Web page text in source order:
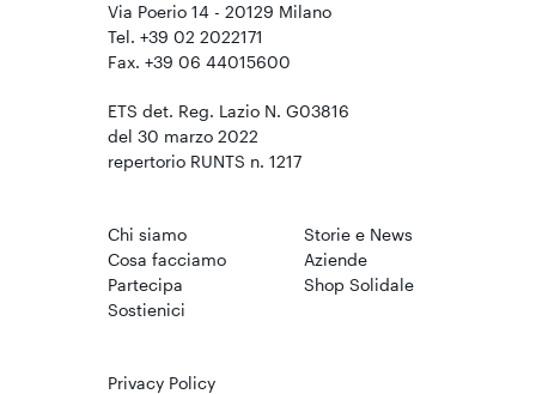
Via Poerio 14 - 20129 Milano
Tel. +39 02 2022171
Fax. +39 06 44015600
ETS det. Reg. Lazio N. G03816
del 30 marzo 2022
repertorio RUNTS n. 1217
Chi siamo
Cosa facciamo
Partecipa
Sostienici
Storie e News
Aziende
Shop Solidale
Privacy Policy